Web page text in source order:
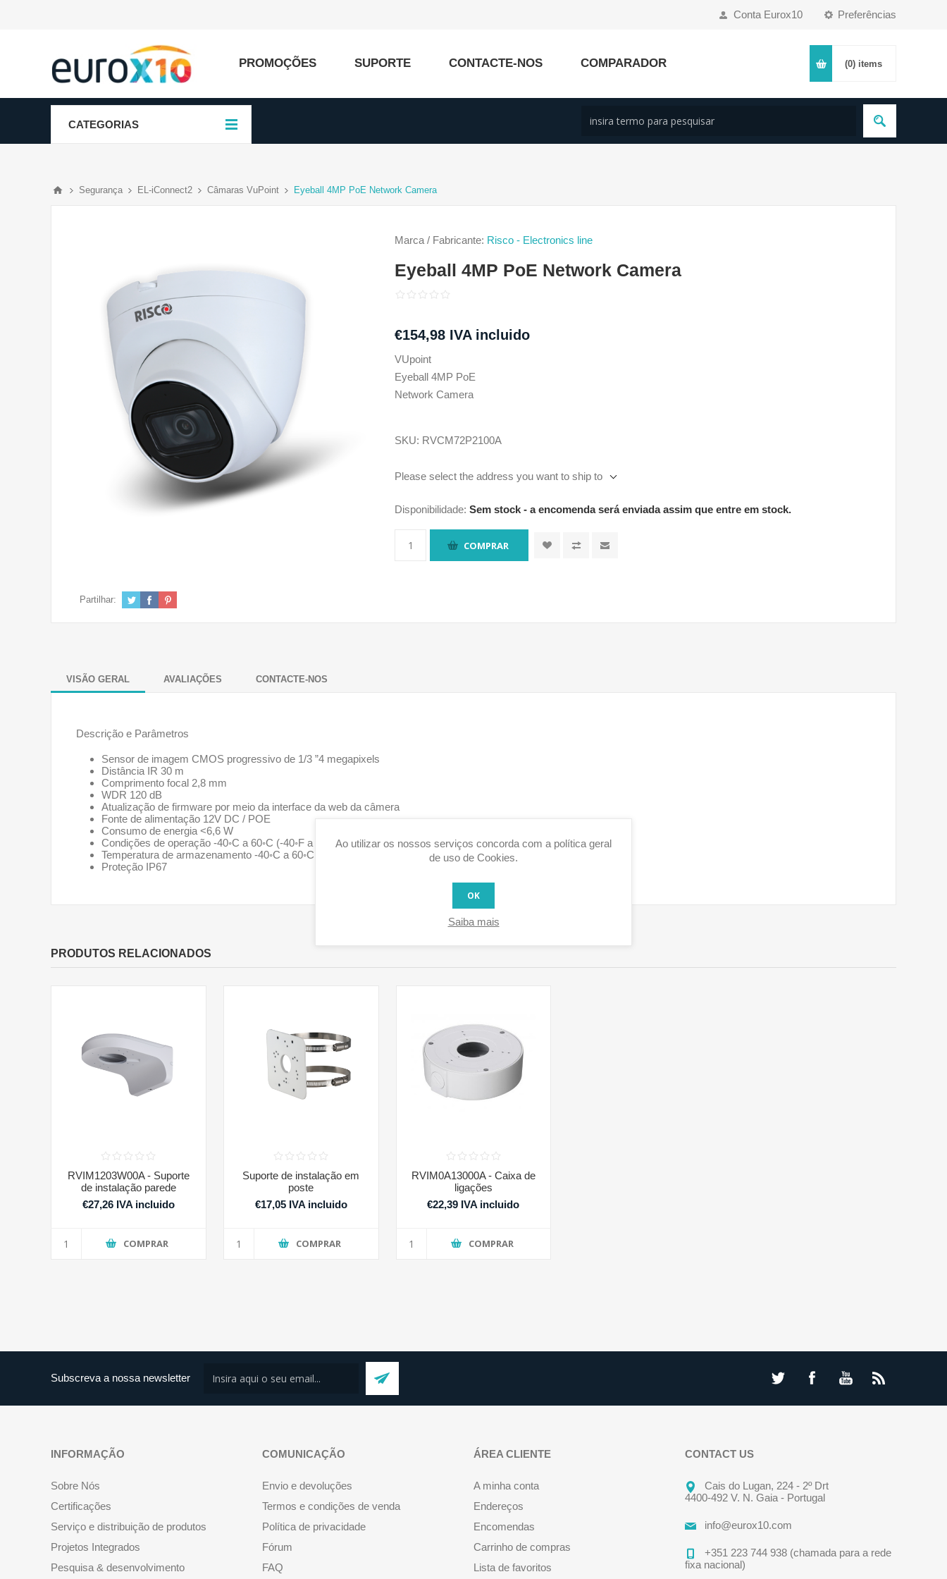
Preferências
Conta Eurox10
PROMOÇÕES SUPORTE CONTACTE-NOS COMPARADOR (0) items
CATEGORIAS
Segurança EL-iConnect2 Câmaras VuPoint Eyeball 4MP PoE Network Camera
Marca / Fabricante: Risco - Electronics line
Eyeball 4MP PoE Network Camera
€154,98 IVA incluido
VUpoint
Eyeball 4MP PoE
Network Camera
SKU: RVCM72P2100A
Please select the address you want to ship to
Disponibilidade: Sem stock - a encomenda será enviada assim que entre em stock.
COMPRAR
Partilhar:
VISÃO GERAL AVALIAÇÕES CONTACTE-NOS
Descrição e Parâmetros
Sensor de imagem CMOS progressivo de 1/3 ”4 megapixels
Distância IR 30 m
Comprimento focal 2,8 mm
WDR 120 dB
Atualização de firmware por meio da interface da web da câmera
Fonte de alimentação 12V DC / POE
Consumo de energia <6,6 W
Condições de operação -40◦C a 60◦C (-40◦F a 140◦F) / menos que ≤ 95%
Temperatura de armazenamento -40◦C a 60◦C (-40◦F a 140◦F)
Proteção IP67
PRODUTOS RELACIONADOS
RVIM1203W00A - Suporte
de instalação parede
€27,26 IVA incluido
COMPRAR
Suporte de instalação em
poste
€17,05 IVA incluido
COMPRAR
RVIM0A13000A - Caixa de
ligações
€22,39 IVA incluido
COMPRAR
Subscreva a nossa newsletter
INFORMAÇÃO
Sobre Nós
Certificações
Serviço e distribuição de produtos
Projetos Integrados
Pesquisa & desenvolvimento
COMUNICAÇÃO
Envio e devoluções
Termos e condições de venda
Política de privacidade
Fórum
FAQ
ÁREA CLIENTE
A minha conta
Endereços
Encomendas
Carrinho de compras
Lista de favoritos
CONTACT US
Cais do Lugan, 224 - 2º Drt
4400-492 V. N. Gaia - Portugal
info@eurox10.com
+351 223 744 938 (chamada para a rede
fixa nacional)
Ao utilizar os nossos serviços concorda com a política geral
de uso de Cookies.
OK
Saiba mais